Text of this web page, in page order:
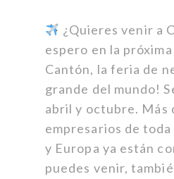
¿Quieres venir a
espero en la
Cantón, la feria de
grande del mundo!
abril y octubre. Más
empresarios de
y Europa ya están
puedes venir,